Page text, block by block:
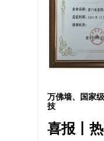
万佛墙、国家
技
喜报丨